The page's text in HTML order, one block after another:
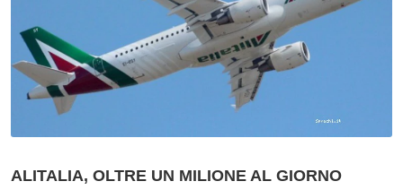
ALITALIA, OLTRE UN MILIONE AL GIORNO